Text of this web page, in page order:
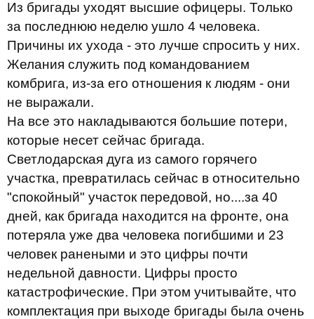
Из бригады уходят высшие офицеры. Только
за последнюю неделю ушло 4 человека.
Причины их ухода - это лучше спросить у них.
Желания служить под командованием
комбрига, из-за его отношения к людям - они
не выражали.
На все это накладываются большие потери,
которые несет сейчас бригада.
Светлодарская дуга из самого горячего
участка, превратилась сейчас в относительно
"спокойный" участок передовой, но....за 40
дней, как бригада находится на фронте, она
потеряла уже два человека погибшими и 23
человек ранеными и это цифры почти
недельной давности. Цифры просто
катастрофические. При этом учитывайте, что
комплектация при выходе бригады была очень